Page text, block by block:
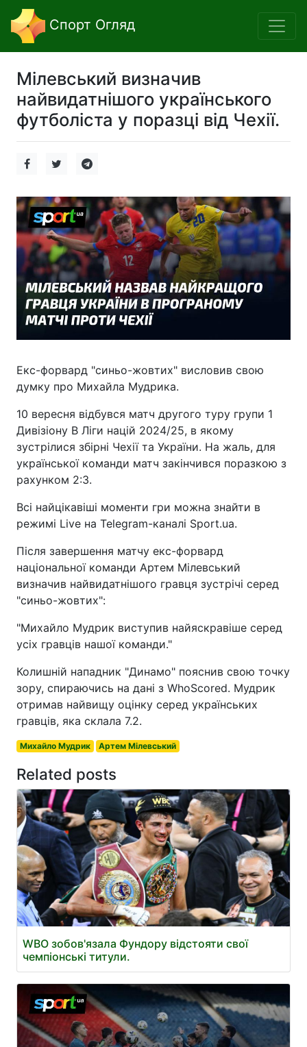
Спорт Огляд
Мілевський визначив
найвидатнішого українського
футболіста у поразці від Чехії.
Екс-форвард "синьо-жовтих" висловив свою
думку про Михайла Мудрика.
10 вересня відбувся матч другого туру групи 1
Дивізіону В Ліги націй 2024/25, в якому
зустрілися збірні Чехії та України. На жаль, для
української команди матч закінчився поразкою з
рахунком 2:3.
Всі найцікавіші моменти гри можна знайти в
режимі Live на Telegram-каналі Sport.ua.
Після завершення матчу екс-форвард
національної команди Артем Мілевський
визначив найвидатнішого гравця зустрічі серед
"синьо-жовтих":
"Михайло Мудрик виступив найяскравіше серед
усіх гравців нашої команди."
Колишній нападник "Динамо" пояснив свою точку
зору, спираючись на дані з WhoScored. Мудрик
отримав найвищу оцінку серед українських
гравців, яка склала 7.2.
Михайло Мудрик Артем Мілевський
Related posts
WBO зобов'язала Фундору відстояти свої
чемпіонські титули.